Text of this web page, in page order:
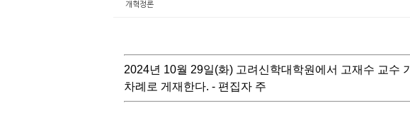
개혁정론
2024년 10월 29일(화) 고려신학대학원에서 고재수 교수
차례로 게재한다. - 편집자 주